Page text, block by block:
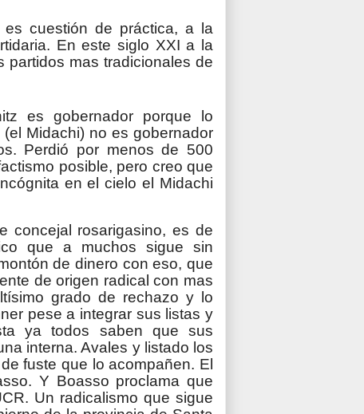
cuestión de práctica, a la
En este siglo XXI a la
partidos mas tradicionales de
es gobernador porque lo
Midachi) no es gobernador
Perdió por menos de 500
posible, pero creo que
en el cielo el Midachi
concejal rosarigasino, es de
que a muchos sigue sin
de dinero con eso, que
de origen radical con mas
grado de rechazo y lo
pese a integrar sus listas y
ya todos saben que sus
interna. Avales y listado los
fuste que lo acompañen. El
Y Boasso proclama que
Un radicalismo que sigue